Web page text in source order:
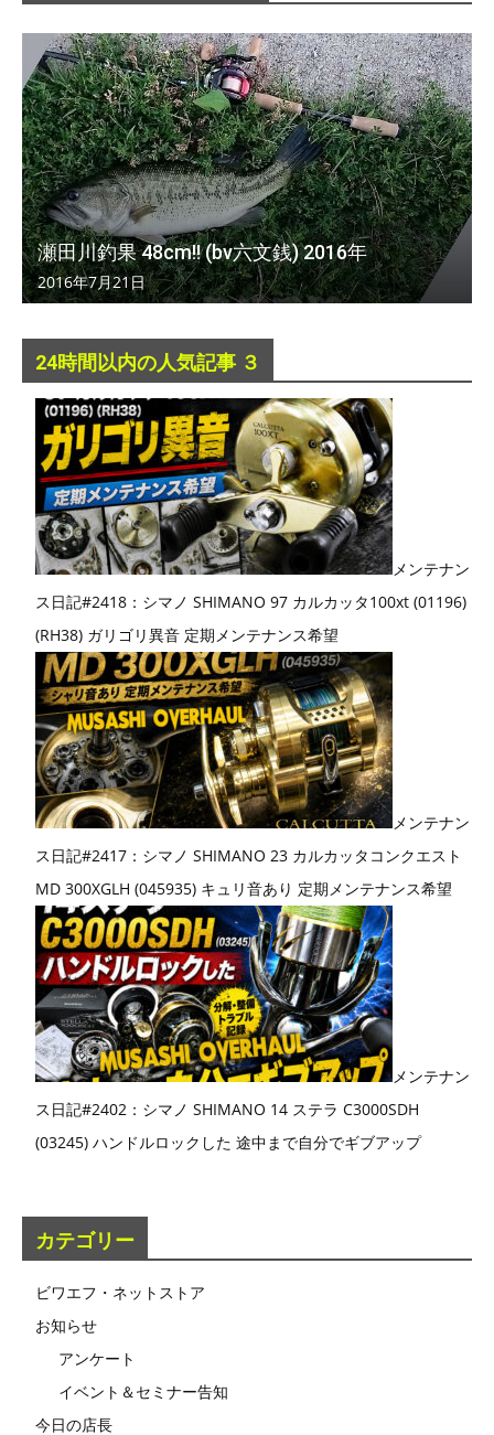
瀬田川釣果 48cm!! (bv六文銭) 2016年
2016年7月21日
24時間以内の人気記事 ３
メンテナン
ス日記#2418：シマノ SHIMANO 97 カルカッタ100xt (01196)
(RH38) ガリゴリ異音 定期メンテナンス希望
メンテナン
ス日記#2417：シマノ SHIMANO 23 カルカッタコンクエスト
MD 300XGLH (045935) キュリ音あり 定期メンテナンス希望
メンテナン
ス日記#2402：シマノ SHIMANO 14 ステラ C3000SDH
(03245) ハンドルロックした 途中まで自分でギブアップ
カテゴリー
ビワエフ・ネットストア
お知らせ
アンケート
イベント＆セミナー告知
今日の店長